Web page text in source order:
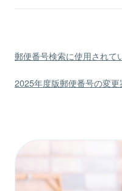
郵便番号検索に使用されて
2025年度版郵便番号の変更